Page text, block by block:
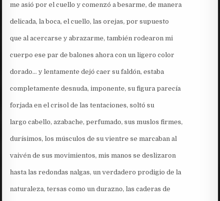
me asió por el cuello y comenzó a besarme, de manera
delicada, la boca, el cuello, las orejas, por supuesto
que al acercarse y abrazarme, también rodearon mi
cuerpo ese par de balones ahora con un ligero color
dorado… y lentamente dejó caer su faldón, estaba
completamente desnuda, imponente, su figura parecía
forjada en el crisol de las tentaciones, soltó su
largo cabello, azabache, perfumado, sus muslos firmes,
durísimos, los músculos de su vientre se marcaban al
vaivén de sus movimientos, mis manos se deslizaron
hasta las redondas nalgas, un verdadero prodigio de la
naturaleza, tersas como un durazno, las caderas de